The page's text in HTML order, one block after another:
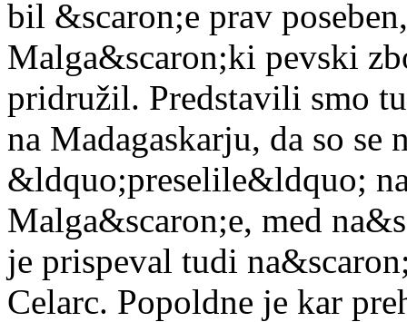
bil &scaron;e prav
Malga&scaron;ki pevski
pridružil. Predstavili smo
na Madagaskarju, da so se
&ldquo;preselile&ldquo;
Malga&scaron;e, med
je prispeval tudi
Celarc. Popoldne je kar